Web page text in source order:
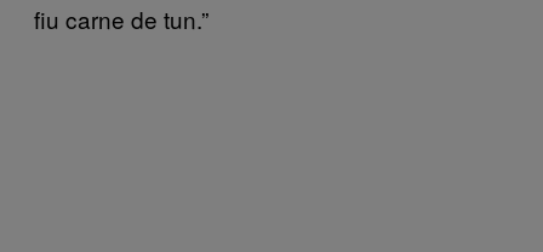
fiu carne de tun.”